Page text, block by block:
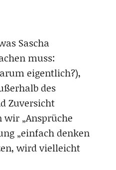
Sascha
muss:
eigentlich?),
des
Zuversicht
wir „Ansprüche
„einfach denken
wird vielleicht